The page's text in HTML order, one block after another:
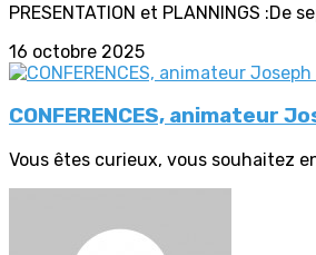
PRESENTATION et PLANNINGS
16 octobre 2025
CONFERENCES, animateur
Vous êtes curieux, vous souhaitez